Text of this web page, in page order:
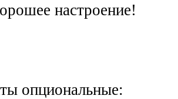
настроение!
опциональные: